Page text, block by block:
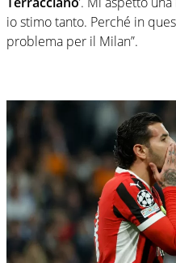
io stimo tanto. Perché in
problema per il Milan”.